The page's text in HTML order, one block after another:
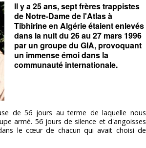
Il y a 25 ans, sept frères trappistes
de Notre-Dame de l'Atlas à
Tibhirine en Algérie étaient enlevés
dans la nuit du 26 au 27 mars 1996
par un groupe du GIA, provoquant
un immense émoi dans la
communauté internationale.
de 56 jours au terme de laquelle nous
armé. 56 jours de silence et d'angoisses
le cœur de chacun qui avait choisi de